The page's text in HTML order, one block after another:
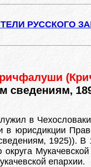
РУССКОГО
сведениям,
в
в юрисдикции
1925)). В
епархии.